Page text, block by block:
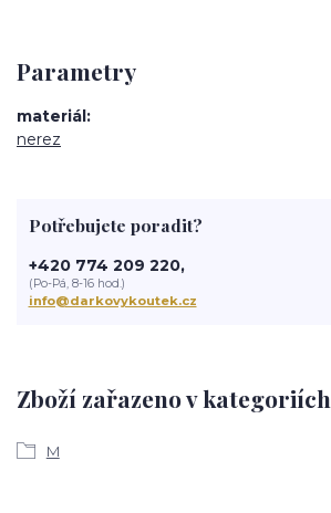
Parametry
materiál
nerez
Zboží zařazeno v kategoriích
M
Potřebujete poradit?
+420 774 209 220,
(Po-Pá, 8-16 hod.)
info@darkovykoutek.cz